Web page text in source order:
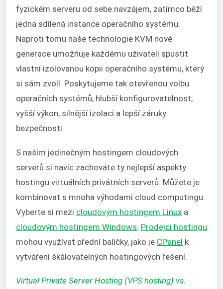
fyzickém serveru od sebe navzájem, zatímco běží
jedna sdílená instance operačního systému.
Naproti tomu naše technologie KVM nové
generace umožňuje každému uživateli spustit
vlastní izolovanou kopii operačního systému, který
si sám zvolí. Poskytujeme tak otevřenou volbu
operačních systémů, hlubší konfigurovatelnost,
vyšší výkon, silnější izolaci a lepší záruky
bezpečnosti.
S naším jedinečným hostingem cloudových
serverů si navíc zachováte ty nejlepší aspekty
hostingu virtuálních privátních serverů. Můžete je
kombinovat s mnoha výhodami cloud computingu.
Vyberte si mezi cloudovým hostingem Linux a
cloudovým hostingem Windows Prodejci hostingu
mohou využívat přední balíčky, jako je CPanel k
vytváření škálovatelných hostingových řešení.
Virtual Private Server Hosting (VPS hosting) vs.